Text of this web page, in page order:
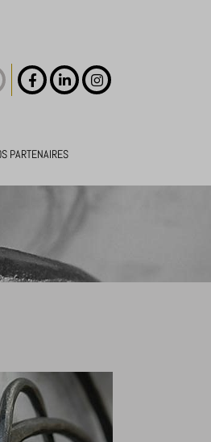
PARTENAIRES